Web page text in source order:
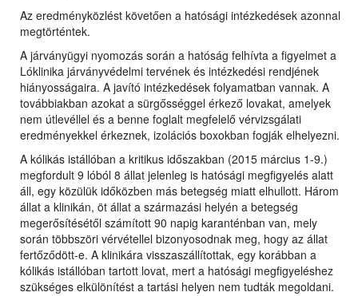
Az eredményközlést követően a hatósági intézkedések azonnal
megtörténtek.
A járványügyi nyomozás során a hatóság felhívta a figyelmet a
Lóklinika járványvédelmi tervének és intézkedési rendjének
hiányosságaira. A javító intézkedések folyamatban vannak. A
továbbiakban azokat a sürgősséggel érkező lovakat, amelyek
nem útlevéllel és a benne foglalt megfelelő vérvizsgálati
eredményekkel érkeznek, izolációs boxokban fogják elhelyezni.
A kólikás istállóban a kritikus időszakban (2015 március 1-9.)
megfordult 9 lóból 8 állat jelenleg is hatósági megfigyelés alatt
áll, egy közülük időközben más betegség miatt elhullott. Három
állat a klinikán, öt állat a származási helyén a betegség
megerősítésétől számított 90 napig karanténban van, mely
során többszöri vérvétellel bizonyosodnak meg, hogy az állat
fertőződött-e. A klinikára visszaszállítottak, egy korábban a
kólikás istállóban tartott lovat, mert a hatósági megfigyeléshez
szükséges elkülönítést a tartási helyen nem tudták megoldani.